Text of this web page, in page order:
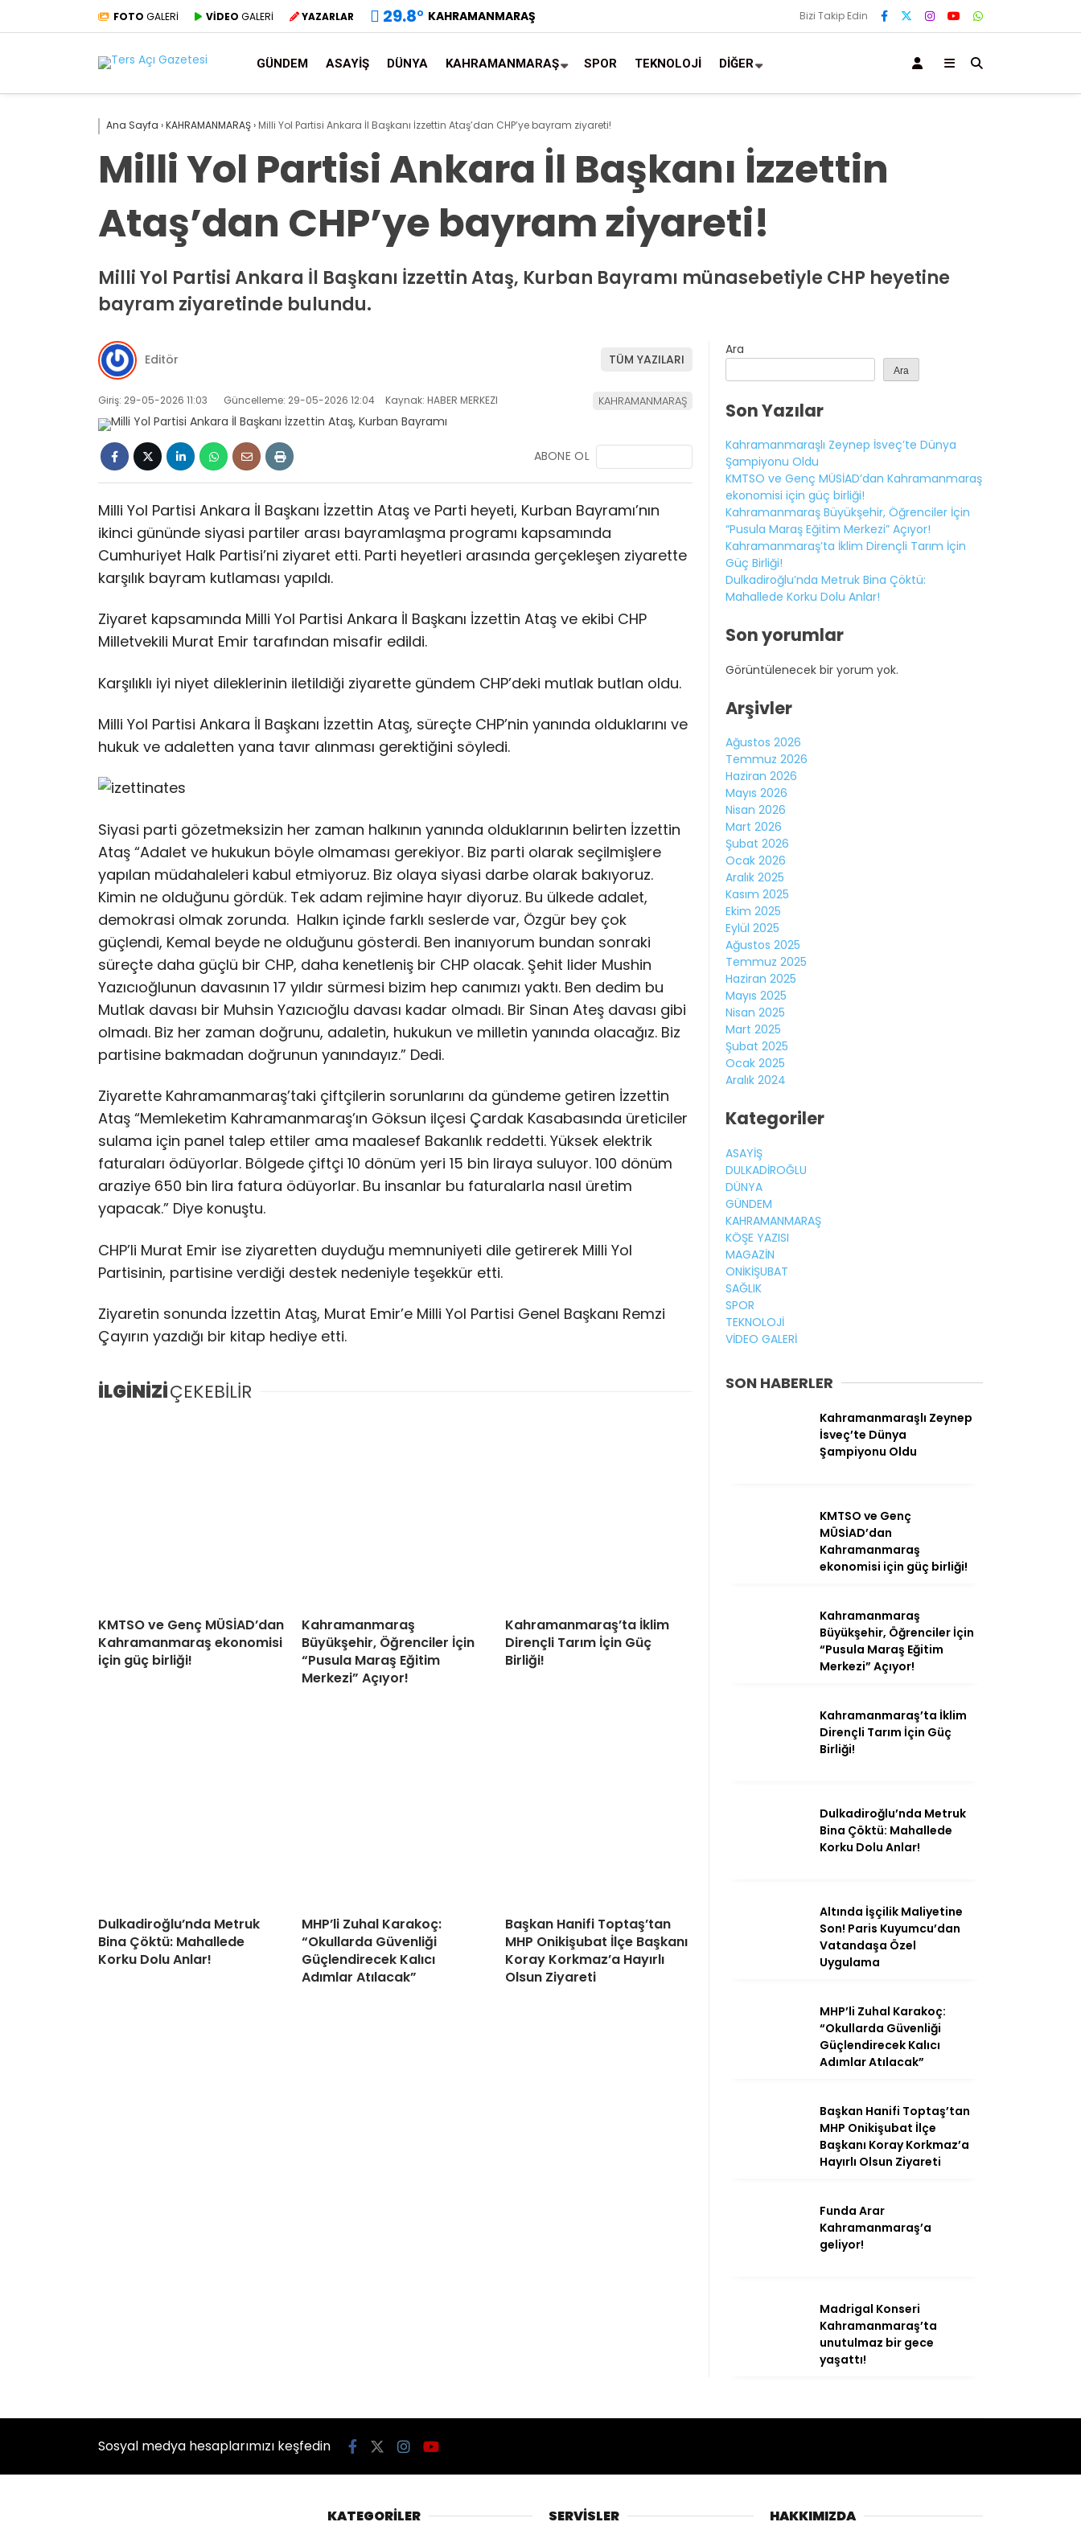
FOTO GALERİ VİDEO GALERİ YAZARLAR 29.8° KAHRAMANMARAŞ Bizi Takip Edin
GÜNDEM ASAYİŞ DÜNYA KAHRAMANMARAŞ SPOR TEKNOLOJİ DİĞER
Ana Sayfa ›KAHRAMANMARAŞ› Milli Yol Partisi Ankara İl Başkanı İzzettin Ataş’dan CHP’ye bayram ziyareti!
Milli Yol Partisi Ankara İl Başkanı İzzettin
Ataş’dan CHP’ye bayram ziyareti!
Milli Yol Partisi Ankara İl Başkanı İzzettin Ataş, Kurban Bayramı münasebetiyle CHP heyetine
bayram ziyaretinde bulundu.
Editör TÜM YAZILARI
Giriş: 29-05-2026 11:03 Güncelleme: 29-05-2026 12:04 Kaynak: HABER MERKEZI KAHRAMANMARAŞ
ABONE OL
Milli Yol Partisi Ankara İl Başkanı İzzettin Ataş ve Parti heyeti, Kurban Bayramı’nın
ikinci gününde siyasi partiler arası bayramlaşma programı kapsamında
Cumhuriyet Halk Partisi’ni ziyaret etti. Parti heyetleri arasında gerçekleşen ziyarette
karşılık bayram kutlaması yapıldı.
Ziyaret kapsamında Milli Yol Partisi Ankara İl Başkanı İzzettin Ataş ve ekibi CHP
Milletvekili Murat Emir tarafından misafir edildi.
Karşılıklı iyi niyet dileklerinin iletildiği ziyarette gündem CHP’deki mutlak butlan oldu.
Milli Yol Partisi Ankara İl Başkanı İzzettin Ataş, süreçte CHP’nin yanında olduklarını ve
hukuk ve adaletten yana tavır alınması gerektiğini söyledi.
Siyasi parti gözetmeksizin her zaman halkının yanında olduklarının belirten İzzettin
Ataş “Adalet ve hukukun böyle olmaması gerekiyor. Biz parti olarak seçilmişlere
yapılan müdahaleleri kabul etmiyoruz. Biz olaya siyasi darbe olarak bakıyoruz.
Kimin ne olduğunu gördük. Tek adam rejimine hayır diyoruz. Bu ülkede adalet,
demokrasi olmak zorunda. Halkın içinde farklı seslerde var, Özgür bey çok
güçlendi, Kemal beyde ne olduğunu gösterdi. Ben inanıyorum bundan sonraki
süreçte daha güçlü bir CHP, daha kenetleniş bir CHP olacak. Şehit lider Mushin
Yazıcıoğlunun davasının 17 yıldır sürmesi bizim hep canımızı yaktı. Ben dedim bu
Mutlak davası bir Muhsin Yazıcıoğlu davası kadar olmadı. Bir Sinan Ateş davası gibi
olmadı. Biz her zaman doğrunu, adaletin, hukukun ve milletin yanında olacağız. Biz
partisine bakmadan doğrunun yanındayız.” Dedi.
Ziyarette Kahramanmaraş’taki çiftçilerin sorunlarını da gündeme getiren İzzettin
Ataş “Memleketim Kahramanmaraş’ın Göksun ilçesi Çardak Kasabasında üreticiler
sulama için panel talep ettiler ama maalesef Bakanlık reddetti. Yüksek elektrik
faturaları ödüyorlar. Bölgede çiftçi 10 dönüm yeri 15 bin liraya suluyor. 100 dönüm
araziye 650 bin lira fatura ödüyorlar. Bu insanlar bu faturalarla nasıl üretim
yapacak.” Diye konuştu.
CHP’li Murat Emir ise ziyaretten duyduğu memnuniyeti dile getirerek Milli Yol
Partisinin, partisine verdiği destek nedeniyle teşekkür etti.
Ziyaretin sonunda İzzettin Ataş, Murat Emir’e Milli Yol Partisi Genel Başkanı Remzi
Çayırın yazdığı bir kitap hediye etti.
İLGİNİZİÇEKEBİLİR
KMTSO ve Genç MÜSİAD’dan
Kahramanmaraş ekonomisi
için güç birliği!
Kahramanmaraş
Büyükşehir, Öğrenciler İçin
“Pusula Maraş Eğitim
Merkezi” Açıyor!
Kahramanmaraş’ta İklim
Dirençli Tarım İçin Güç
Birliği!
Dulkadiroğlu’nda Metruk
Bina Çöktü: Mahallede
Korku Dolu Anlar!
MHP’li Zuhal Karakoç:
“Okullarda Güvenliği
Güçlendirecek Kalıcı
Adımlar Atılacak”
Başkan Hanifi Toptaş’tan
MHP Onikişubat İlçe Başkanı
Koray Korkmaz’a Hayırlı
Olsun Ziyareti
Ara
Ara
Son Yazılar
Kahramanmaraşlı Zeynep İsveç’te Dünya
Şampiyonu Oldu
KMTSO ve Genç MÜSİAD’dan Kahramanmaraş
ekonomisi için güç birliği!
Kahramanmaraş Büyükşehir, Öğrenciler İçin
“Pusula Maraş Eğitim Merkezi” Açıyor!
Kahramanmaraş’ta İklim Dirençli Tarım İçin
Güç Birliği!
Dulkadiroğlu’nda Metruk Bina Çöktü:
Mahallede Korku Dolu Anlar!
Son yorumlar
Görüntülenecek bir yorum yok.
Arşivler
Ağustos 2026
Temmuz 2026
Haziran 2026
Mayıs 2026
Nisan 2026
Mart 2026
Şubat 2026
Ocak 2026
Aralık 2025
Kasım 2025
Ekim 2025
Eylül 2025
Ağustos 2025
Temmuz 2025
Haziran 2025
Mayıs 2025
Nisan 2025
Mart 2025
Şubat 2025
Ocak 2025
Aralık 2024
Kategoriler
ASAYİŞ
DULKADİROĞLU
DÜNYA
GÜNDEM
KAHRAMANMARAŞ
KÖŞE YAZISI
MAGAZİN
ONİKİŞUBAT
SAĞLIK
SPOR
TEKNOLOJİ
VİDEO GALERİ
SON HABERLER
Kahramanmaraşlı Zeynep
İsveç’te Dünya
Şampiyonu Oldu
KMTSO ve Genç
MÜSİAD’dan
Kahramanmaraş
ekonomisi için güç birliği!
Kahramanmaraş
Büyükşehir, Öğrenciler İçin
“Pusula Maraş Eğitim
Merkezi” Açıyor!
Kahramanmaraş’ta İklim
Dirençli Tarım İçin Güç
Birliği!
Dulkadiroğlu’nda Metruk
Bina Çöktü: Mahallede
Korku Dolu Anlar!
Altında İşçilik Maliyetine
Son! Paris Kuyumcu’dan
Vatandaşa Özel
Uygulama
MHP’li Zuhal Karakoç:
“Okullarda Güvenliği
Güçlendirecek Kalıcı
Adımlar Atılacak”
Başkan Hanifi Toptaş’tan
MHP Onikişubat İlçe
Başkanı Koray Korkmaz’a
Hayırlı Olsun Ziyareti
Funda Arar
Kahramanmaraş’a
geliyor!
Madrigal Konseri
Kahramanmaraş’ta
unutulmaz bir gece
yaşattı!
Sosyal medya hesaplarımızı keşfedin
KATEGORİLER SERVİSLER HAKKIMIZDA